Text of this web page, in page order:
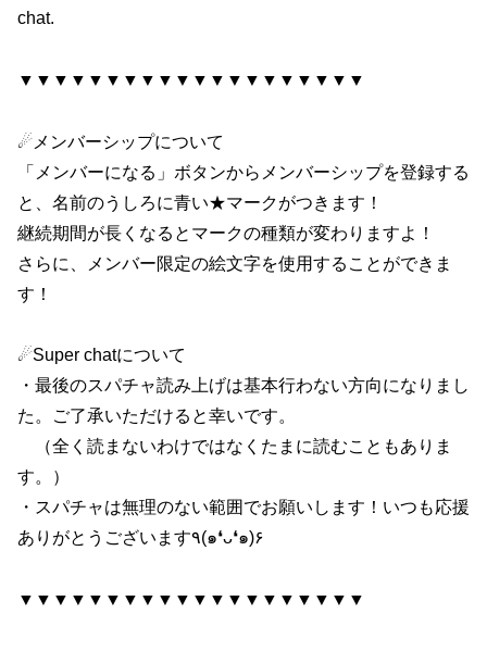
chat.
▼▼▼▼▼▼▼▼▼▼▼▼▼▼▼▼▼▼▼▼
☄メンバーシップについて
「メンバーになる」ボタンからメンバーシップを登録する
と、名前のうしろに青い★マークがつきます！
継続期間が長くなるとマークの種類が変わりますよ！
さらに、メンバー限定の絵文字を使用することができま
す！
☄Super chatについて
・最後のスパチャ読み上げは基本行わない方向になりまし
た。ご了承いただけると幸いです。
（全く読まないわけではなくたまに読むこともありま
す。）
・スパチャは無理のない範囲でお願いします！いつも応援
ありがとうございます٩(๑❛ᴗ❛๑)۶
▼▼▼▼▼▼▼▼▼▼▼▼▼▼▼▼▼▼▼▼